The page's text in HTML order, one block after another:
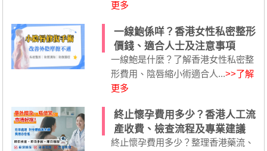
更多
一線鮑係咩？香港女性私密整形
價錢、適合人士及注意事項
一線鮑是什麼？了解香港女性私密整
形費用、陰唇縮小術適合人...>>了解
更多
終止懷孕費用多少？香港人工流
產收費、檢查流程及專業建議
終止懷孕費用多少？整理香港藥流、